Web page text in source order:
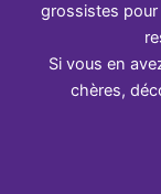
grossistes
Si vous en
chères,